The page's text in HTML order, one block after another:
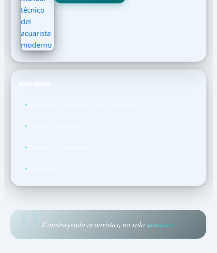
Construyendo acuaristas, no soloacuarios.